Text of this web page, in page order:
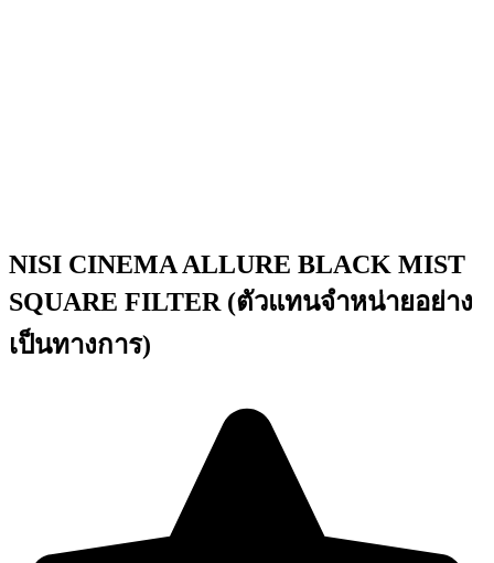
NISI CINEMA ALLURE BLACK MIST
SQUARE FILTER (ตัวแทนจำหน่ายอย่าง
เป็นทางการ)